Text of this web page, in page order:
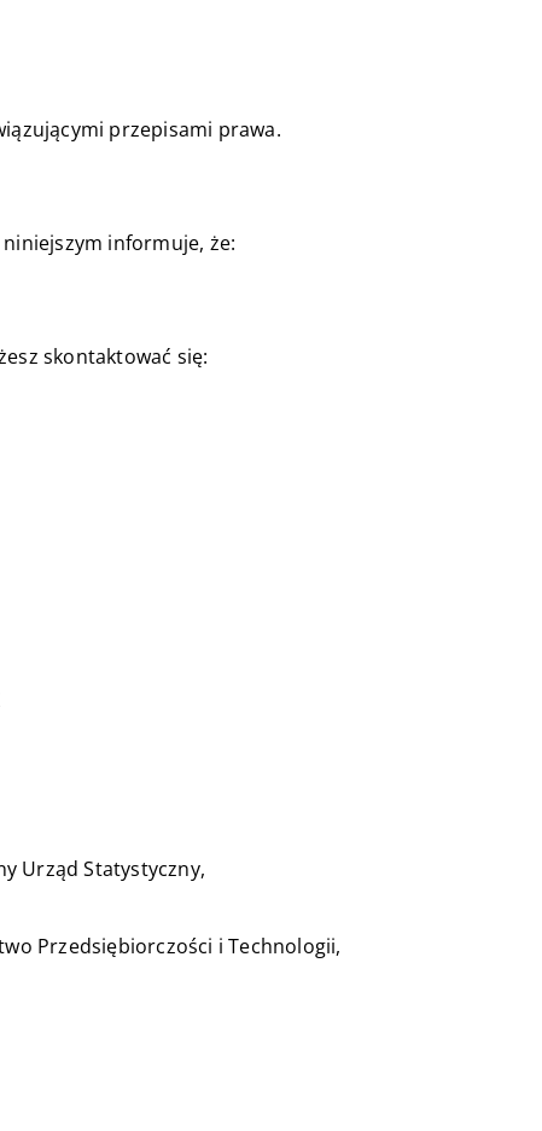
przepisami prawa.
niniejszym informuje, że:
skontaktować się:
Urząd Statystyczny,
Przedsiębiorczości i Technologii,